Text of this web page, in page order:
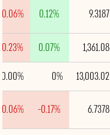
9.3187
0.12%
1,361.08
0.07%
13,003.02
0%
0.00%
6.7378
-0.17%